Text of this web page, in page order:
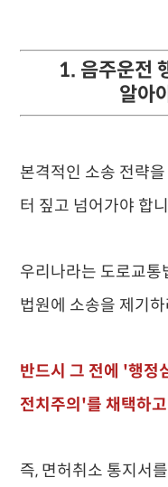
1. 음주운전
알아
본격적인 소송 전략
터 짚고 넘어가야 합
우리나라는 도로교통
법원에 소송을 제기
반드시 그 전에 '행정
전치주의'를 채택하
즉, 면허취소 통지서